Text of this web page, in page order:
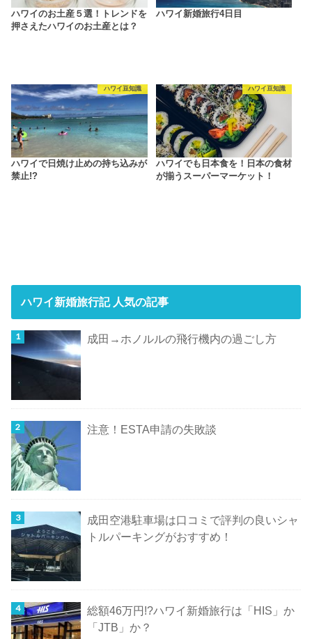
ハワイのお土産５選！トレンドを
押さえたハワイのお土産とは？
ハワイ新婚旅行4日目
ハワイ豆知識
ハワイで日焼け止めの持ち込みが
禁止!?
ハワイ豆知識
ハワイでも日本食を！日本の食材
が揃うスーパーマーケット！
ハワイ新婚旅行記 人気の記事
成田→ホノルルの飛行機内の過ごし方
注意！ESTA申請の失敗談
成田空港駐車場は口コミで評判の良いシャ
トルパーキングがおすすめ！
総額46万円!?ハワイ新婚旅行は「HIS」か
「JTB」か？